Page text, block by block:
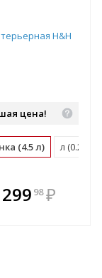
банка)
H&H
цена!
(4.5 л) л (0.22
98 ₽